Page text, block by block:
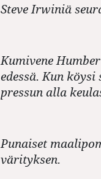
Steve Irwiniä
Kumivene
edessä. Kun
pressun alla
Punaiset
värityksen.